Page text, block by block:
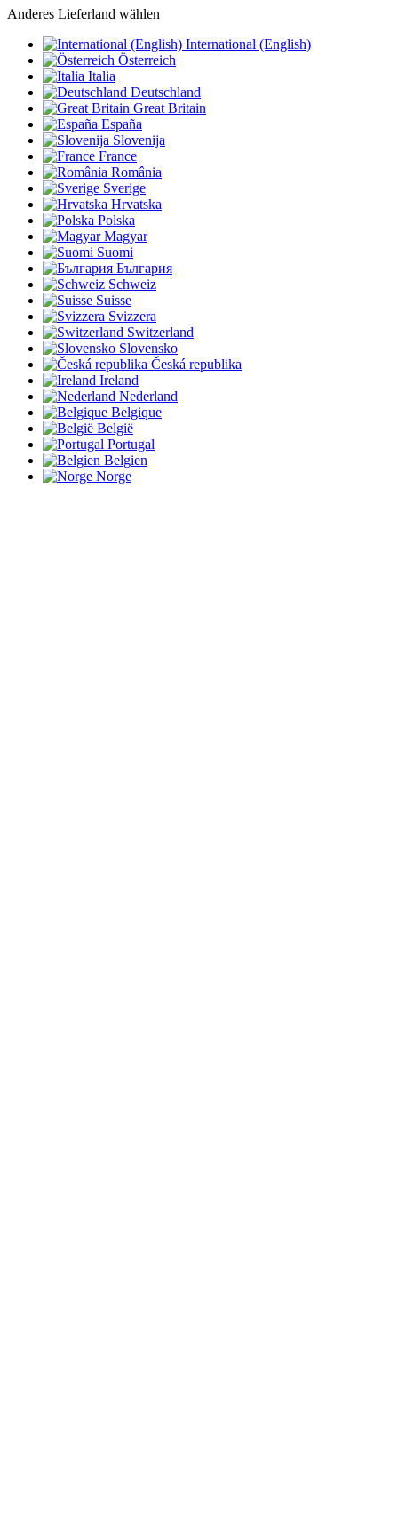
Anderes Lieferland wählen
International (English)
Österreich
Italia
Deutschland
Great Britain
España
Slovenija
France
România
Sverige
Hrvatska
Polska
Magyar
Suomi
България
Schweiz
Suisse
Svizzera
Switzerland
Slovensko
Česká republika
Ireland
Nederland
Belgique
België
Portugal
Belgien
Norge